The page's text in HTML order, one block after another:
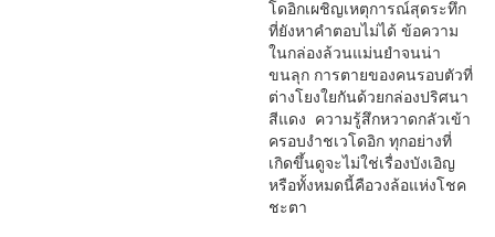
โดอิกเผชิญเหตุการณ์สุดระทึก
ที่ยังหาคำตอบไม่ได้ ข้อความ
ในกล่องล้วนแม่นยำจนน่า
ขนลุก การตายของคนรอบตัวที่
ต่างโยงใยกันด้วยกล่องปริศนา
สีแดง ความรู้สึกหวาดกลัวเข้า
ครอบงำชเวโดอิก ทุกอย่างที่
เกิดขึ้นดูจะไม่ใช่เรื่องบังเอิญ
หรือทั้งหมดนี้คือวงล้อแห่งโชค
ชะตา